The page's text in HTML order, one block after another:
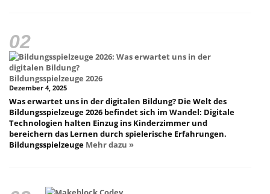
Bildungsspielzeuge 2026
Dezember 4, 2025
Was erwartet uns in der digitalen Bildung? Die Welt des
Bildungsspielzeuge 2026 befindet sich im Wandel: Digitale
Technologien halten Einzug ins Kinderzimmer und
bereichern das Lernen durch spielerische Erfahrungen.
Bildungsspielzeuge Mehr dazu »